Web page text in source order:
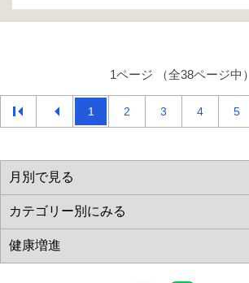
1ページ （全38ページ中）
1 2 3 4 5